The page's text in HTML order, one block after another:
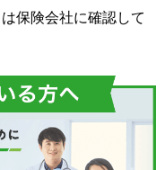
保険会社に確認して